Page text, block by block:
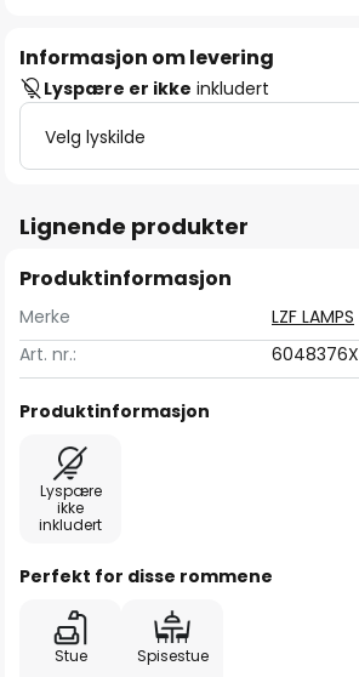
Informasjon om levering
Lyspære er ikke inkludert
Velg lyskilde
Lignende produkter
Produktinformasjon
Merke
LZF LAMPS
Art. nr.:
6048376X
Produktinformasjon
Lyspære
ikke
inkludert
Perfekt for disse rommene
Stue Spisestue